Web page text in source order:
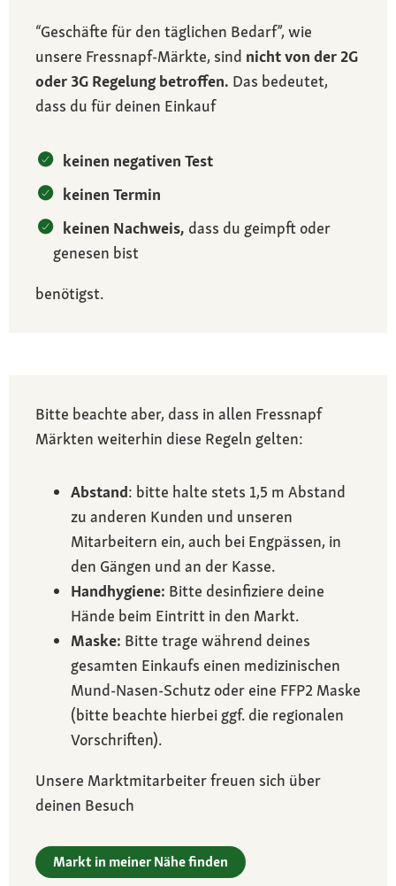
“Geschäfte für den täglichen Bedarf”, wie
unsere Fressnapf-Märkte, sind nicht von der 2G
oder 3G Regelung betroffen. Das bedeutet,
dass du für deinen Einkauf
keinen negativen Test
keinen Termin
keinen Nachweis, dass du geimpft oder
genesen bist
benötigst.
Bitte beachte aber, dass in allen Fressnapf
Märkten weiterhin diese Regeln gelten:
Abstand: bitte halte stets 1,5 m Abstand
zu anderen Kunden und unseren
Mitarbeitern ein, auch bei Engpässen, in
den Gängen und an der Kasse.
Handhygiene: Bitte desinfiziere deine
Hände beim Eintritt in den Markt.
Maske: Bitte trage während deines
gesamten Einkaufs einen medizinischen
Mund-Nasen-Schutz oder eine FFP2 Maske
(bitte beachte hierbei ggf. die regionalen
Vorschriften).
Unsere Marktmitarbeiter freuen sich über
deinen Besuch
Markt in meiner Nähe finden